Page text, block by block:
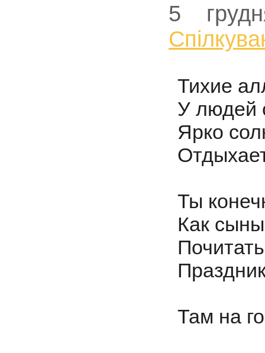
5
Тихие
У людей
Ярко
Ты
Как
Там на